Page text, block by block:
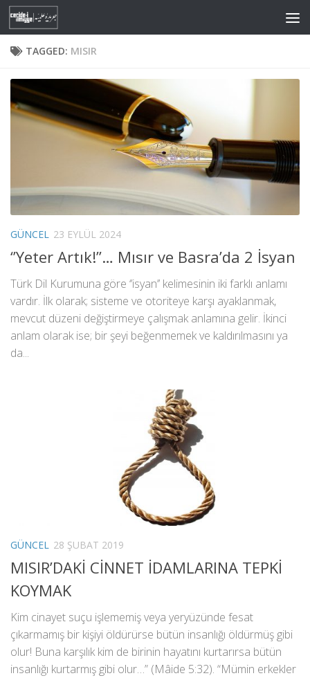
Skip to content
TAGGED: MISIR
GÜNCEL 23 EYLÜL 2024
‘’Yeter Artık!’’… Mısır ve Basra’da 2 İsyan
Türk Dil Kurumuna göre ‘’isyan’’ kelimesinin iki farklı anlamı
vardır. İlk olarak; sisteme ve otoriteye karşı ayaklanmak,
mevcut düzeni değiştirmeye çalışmak anlamına gelir. İkinci
anlam olarak ise; bir şeyi beğenmemek ve kaldırılmasını ya
da...
GÜNCEL 28 ŞUBAT 2019
MISIR’DAKİ CİNNET İDAMLARINA TEPKİ
KOYMAK
Kim cinayet suçu işlememiş veya yeryüzünde fesat
çıkarmamış bir kişiyi öldürürse bütün insanlığı öldürmüş gibi
olur! Buna karşılık kim de birinin hayatını kurtarırsa bütün
insanlığı kurtarmış gibi olur…” (Mâide 5:32). “Mümin erkekler